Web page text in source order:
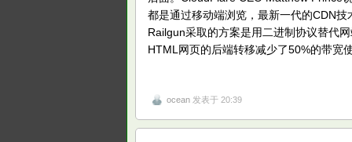
都是通过移动端浏览，最新一代的CDN
Railgun采取的方案是用二进制协议替代
HTML网页的后端转移减少了50%的带宽
ocean 发表于 20:39